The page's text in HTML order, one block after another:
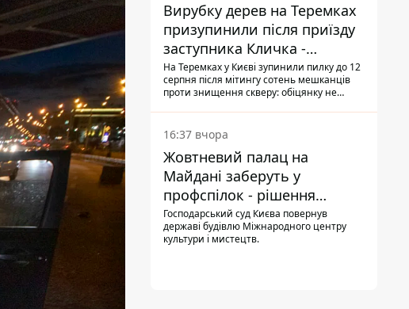
Вирубку дерев на Теремках
призупинили після приїзду
заступника Кличка -
почався діалог
На Теремках у Києві зупинили пилку до 12
серпня після мітингу сотень мешканців
проти знищення скверу: обіцянку не
прибув налагодити комунікацію
16:37 вчора
Жовтневий палац на
Майдані заберуть у
профспілок - рішення
Господарського суду
Господарський суд Києва повернув
державі будівлю Міжнародного центру
культури і мистецтв.